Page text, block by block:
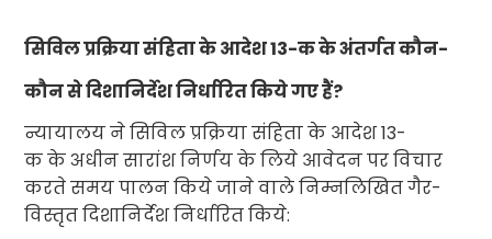
सिविल प्रक्रिया संहिता के आदेश13-कके अंतर्गत कौन-
कौन से दिशानिर्देश निर्धारित किये गए हैं?
न्यायालय ने सिविल प्रक्रिया संहिता के आदेश13-
कके अधीन सारांश निर्णय के लिये आवेदन पर विचार
करते समय पालन किये जाने वाले निम्नलिखित गैर-
विस्तृत दिशानिर्देश निर्धारित किये: